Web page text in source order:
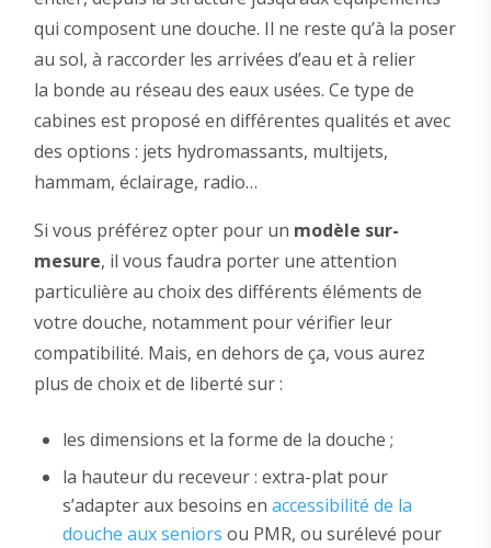
qui composent une douche. Il ne reste qu’à la poser
au sol, à raccorder les arrivées d’eau et à relier
la bonde au réseau des eaux usées. Ce type de
cabines est proposé en différentes qualités et avec
des options : jets hydromassants, multijets,
hammam, éclairage, radio…
Si vous préférez opter pour un modèle sur-
mesure, il vous faudra porter une attention
particulière au choix des différents éléments de
votre douche, notamment pour vérifier leur
compatibilité. Mais, en dehors de ça, vous aurez
plus de choix et de liberté sur :
les dimensions et la forme de la douche ;
la hauteur du receveur : extra-plat pour
s’adapter aux besoins en accessibilité de la
douche aux seniors ou PMR, ou surélevé pour